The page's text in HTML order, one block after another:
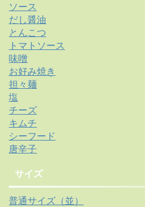
ソース
だし醤油
とんこつ
トマトソース
味噌
お好み焼き
担々麺
塩
チーズ
キムチ
シーフード
唐辛子
サイズ
普通サイズ（並）